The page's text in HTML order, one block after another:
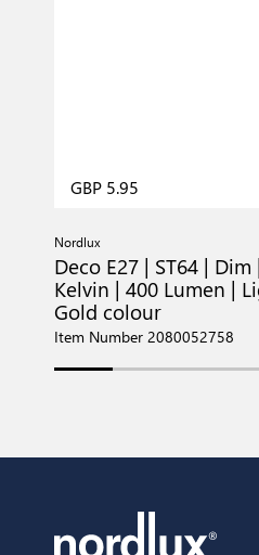
GBP 5.95
Nordlux
Deco E27 | ST64 | Dim
Kelvin | 400 Lumen |
Gold colour
Item Number 2080052758